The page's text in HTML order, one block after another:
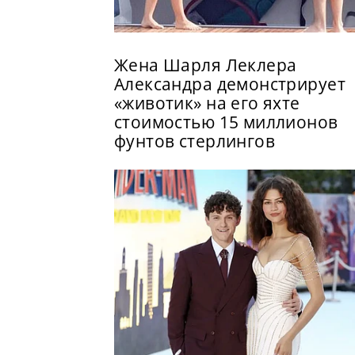
Жена Шарля Леклера
Александра демонстрирует
«животик» на его яхте
стоимостью 15 миллионов
фунтов стерлингов